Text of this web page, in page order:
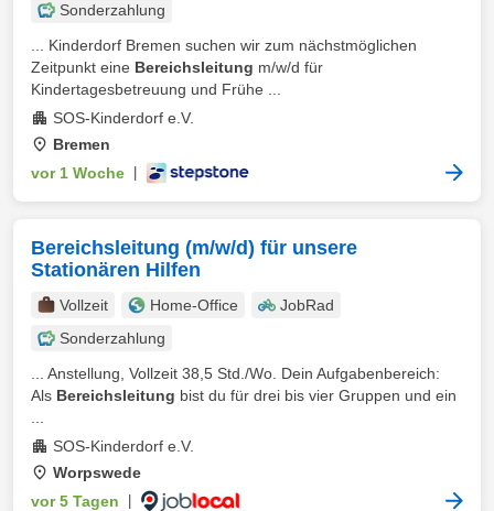
Sonderzahlung
... Kinderdorf Bremen suchen wir zum nächstmöglichen
Zeitpunkt eine Bereichsleitung m/w/d für
Kindertagesbetreuung und Frühe ...
SOS-Kinderdorf e.V.
Bremen
vor 1 Woche
Bereichsleitung (m/w/d) für unsere
Stationären Hilfen
Vollzeit Home-Office
JobRad
Sonderzahlung
... Anstellung, Vollzeit 38,5 Std./Wo. Dein Aufgabenbereich:
Als Bereichsleitung bist du für drei bis vier Gruppen und ein
SOS-Kinderdorf e.V.
Worpswede
vor 5 Tagen